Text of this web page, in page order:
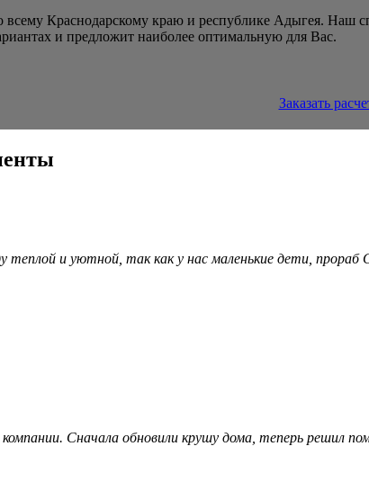
Краснодарскому краю и республике Адыгея. Наш
и предложит наиболее оптимальную для Вас.
Заказать
теплой и уютной, так как у нас маленькие дети,
Сначала обновили крушу дома, теперь